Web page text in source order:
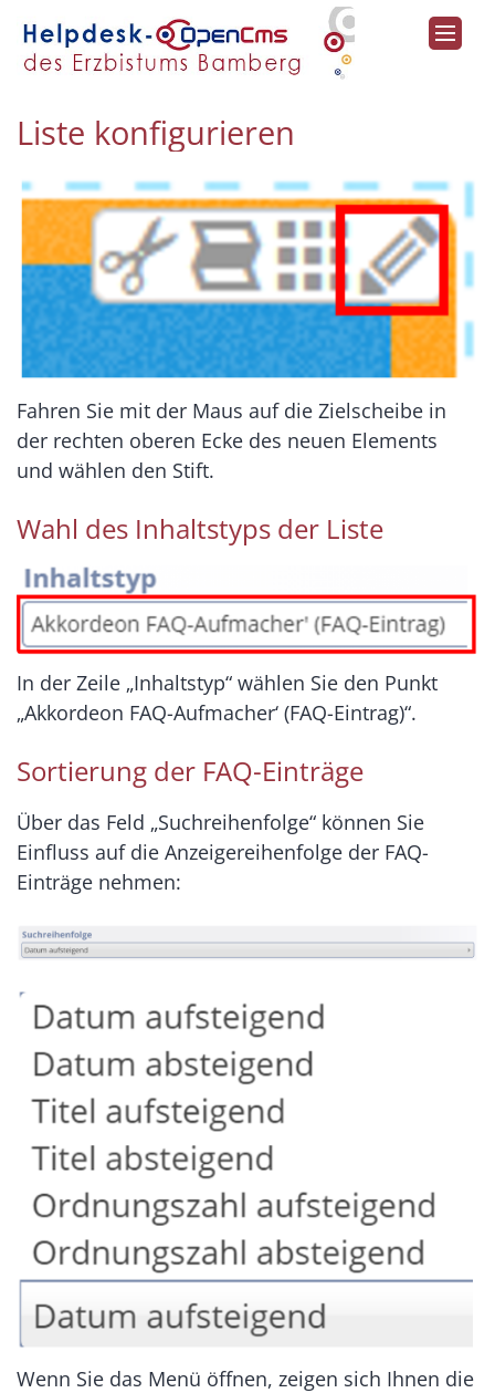
Zum Inhalt springen
Liste konfigurieren
Fahren Sie mit der Maus auf die Zielscheibe in
der rechten oberen Ecke des neuen Elements
und wählen den Stift.
Wahl des Inhaltstyps der Liste
In der Zeile „Inhaltstyp“ wählen Sie den Punkt
„Akkordeon FAQ-Aufmacher‘ (FAQ-Eintrag)“.
Sortierung der FAQ-Einträge
Über das Feld „Suchreihenfolge“ können Sie
Einfluss auf die Anzeigereihenfolge der FAQ-
Einträge nehmen:
Wenn Sie das Menü öffnen, zeigen sich Ihnen die